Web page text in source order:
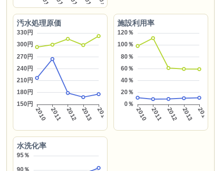
汚水処理原価 施設利用率
水洗化率